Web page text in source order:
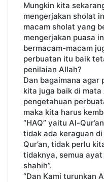
Mungkin kita
mengerjakan sholat
macam sholat yang
mengerjakan puasa
bermacam-macam
perbuatan itu baik
penilaian Allah?
Dan bagaimana agar
kita juga baik di
pengetahuan
maka kita harus
“HAQ” yaitu Al-
tidak ada keraguan
Qur’an, tidak perlu
tidaknya, semua ayat
shahih”.
“Dan Kami turunkan